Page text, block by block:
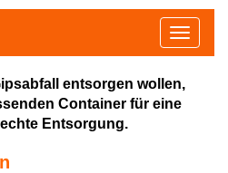
Toggle
entsorgen wollen,
Container für eine
Entsorgung.